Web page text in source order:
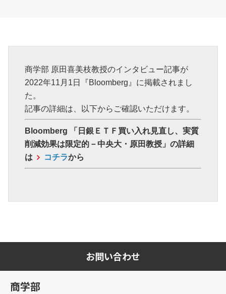
商学部 原田喜美枝教授のインタビュー記事が
2022年11月1日『Bloomberg』に掲載されまし
た。
記事の詳細は、以下からご確認いただけます。
Bloomberg 「 日銀ＥＴＦ買い入れ見直し、実質
削減効果は限定的－中央大・原田教授 」の詳細
は
コチラから
お問い合わせ
商学部